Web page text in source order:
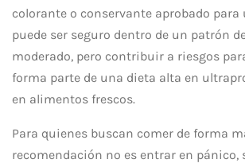
colorante o conservante aprobado
puede ser seguro dentro de un patrón
moderado, pero contribuir a riesgos
forma parte de una dieta alta en
en alimentos frescos.
Para quienes buscan comer de forma
recomendación no es entrar en pánico,